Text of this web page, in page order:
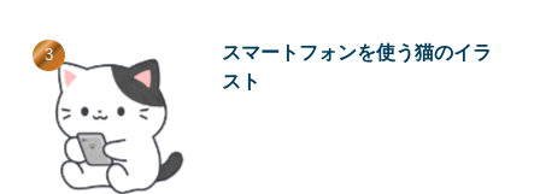
スマートフォンを使う猫のイラ
スト